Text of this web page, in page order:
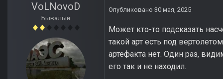
VoLNovoD
Бывалый
Опубликовано 30 мая, 2025
Может кто-то подсказать
такой арт есть под
артефакта нет. Один раз,
его так и не находил.